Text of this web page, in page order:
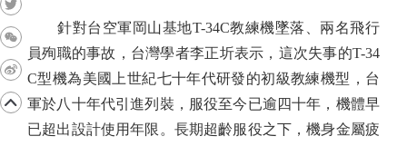
針對台空軍岡山基地T-34C教練機墜落、兩名飛行
員殉職的事故，台灣學者李正圻表示，這次失事的T-34
C型機為美國上世紀七十年代研發的初級教練機型，台
軍於八十年代引進列裝，服役至今已逾四十年，機體早
已超出設計使用年限。長期超齡服役之下，機身金屬疲